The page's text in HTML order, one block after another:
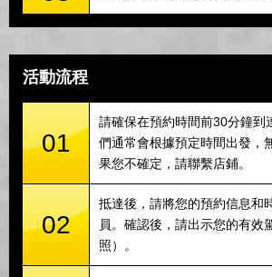
活動流程
01
請確保在預約時間前30分鐘到
們通常會根據預定時間出發，
果您不確定，請聯繫店鋪。
02
抵達後，請將您的預約信息和
員。確認後，請出示您的有效
照）。